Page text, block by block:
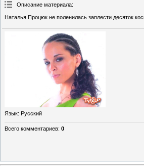
Описание материала:
Наталья Процюк не поленилась заплести десяток
Язык: Русский
Всего комментариев: 0